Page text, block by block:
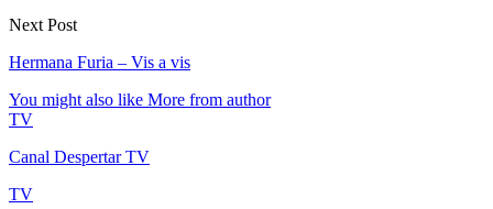
Next Post
Hermana Furia – Vis a vis
You might also like More from author
TV
Canal Despertar TV
TV